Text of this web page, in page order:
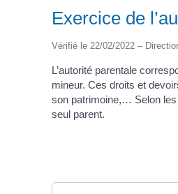
Exercice de
Vérifié le 22/02/2022 –
L’autorité parentale
mineur. Ces droits et
son patrimoine,… Selon les
seul parent.